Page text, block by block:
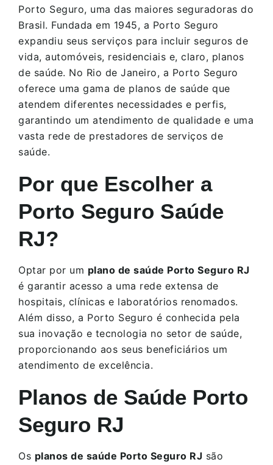
Porto Seguro, uma das maiores seguradoras do
Brasil. Fundada em 1945, a Porto Seguro
expandiu seus serviços para incluir seguros de
vida, automóveis, residenciais e, claro, planos
de saúde. No Rio de Janeiro, a Porto Seguro
oferece uma gama de planos de saúde que
atendem diferentes necessidades e perfis,
garantindo um atendimento de qualidade e uma
vasta rede de prestadores de serviços de
saúde.
Por que Escolher a
Porto Seguro Saúde
RJ?
Optar por um plano de saúde Porto Seguro RJ
é garantir acesso a uma rede extensa de
hospitais, clínicas e laboratórios renomados.
Além disso, a Porto Seguro é conhecida pela
sua inovação e tecnologia no setor de saúde,
proporcionando aos seus beneficiários um
atendimento de excelência.
Planos de Saúde Porto
Seguro RJ
Os planos de saúde Porto Seguro RJ são